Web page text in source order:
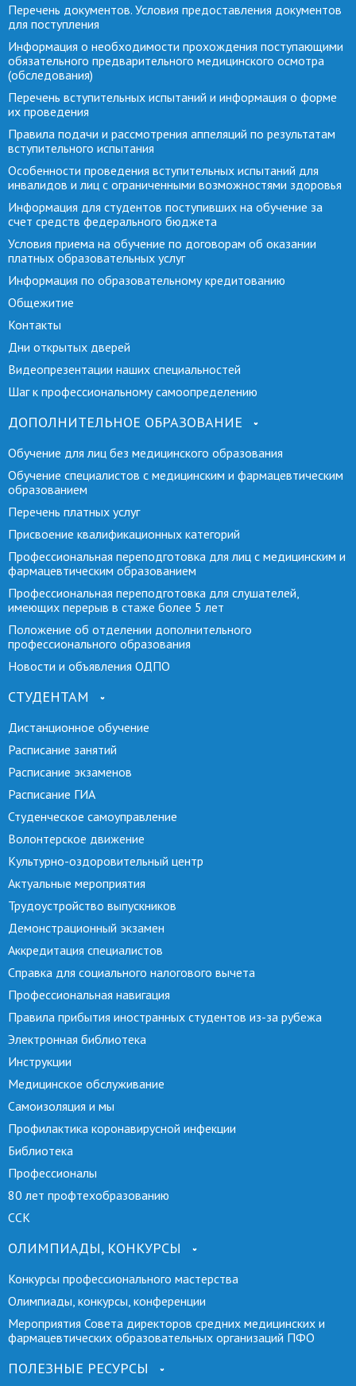
Перечень документов. Условия предоставления документов
для поступления
Информация о необходимости прохождения поступающими
обязательного предварительного медицинского осмотра
(обследования)
Перечень вступительных испытаний и информация о форме
их проведения
Правила подачи и рассмотрения аппеляций по результатам
вступительного испытания
Особенности проведения вступительных испытаний для
инвалидов и лиц с ограниченными возможностями здоровья
Информация для студентов поступивших на обучение за
счет средств федерального бюджета
Условия приема на обучение по договорам об оказании
платных образовательных услуг
Информация по образовательному кредитованию
Общежитие
Контакты
Дни открытых дверей
Видеопрезентации наших специальностей
Шаг к профессиональному самоопределению
ДОПОЛНИТЕЛЬНОЕ ОБРАЗОВАНИЕ
Обучение для лиц без медицинского образования
Обучение специалистов с медицинским и фармацевтическим
образованием
Перечень платных услуг
Присвоение квалификационных категорий
Профессиональная переподготовка для лиц с медицинским и
фармацевтическим образованием
Профессиональная переподготовка для слушателей,
имеющих перерыв в стаже более 5 лет
Положение об отделении дополнительного
профессионального образования
Новости и объявления ОДПО
СТУДЕНТАМ
Дистанционное обучение
Расписание занятий
Расписание экзаменов
Расписание ГИА
Студенческое самоуправление
Волонтерское движение
Культурно-оздоровительный центр
Актуальные мероприятия
Трудоустройство выпускников
Демонстрационный экзамен
Аккредитация специалистов
Справка для социального налогового вычета
Профессиональная навигация
Правила прибытия иностранных студентов из-за рубежа
Электронная библиотека
Инструкции
Медицинское обслуживание
Самоизоляция и мы
Профилактика коронавирусной инфекции
Библиотека
Профессионалы
80 лет профтехобразованию
ССК
ОЛИМПИАДЫ, КОНКУРСЫ
Конкурсы профессионального мастерства
Олимпиады, конкурсы, конференции
Мероприятия Совета директоров средних медицинских и
фармацевтических образовательных организаций ПФО
ПОЛЕЗНЫЕ РЕСУРСЫ